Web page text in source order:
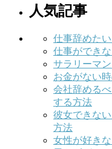
人気記事
仕事辞めた
仕事ができ
サラリーマ
お金がない
会社辞める
する方法
彼女できな
方法
女性が好き